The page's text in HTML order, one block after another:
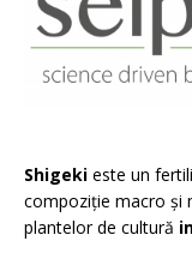
Shigeki este un
compoziție macro și
plantelor de cultură